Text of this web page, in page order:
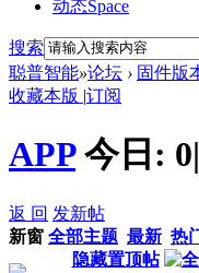
动态Space
搜索
聪普智能»论坛 › 固件版
收藏本版 |订阅
APP 今日: 0|
返 回 发新帖
新窗 全部主题 最新 热
隐藏置顶帖